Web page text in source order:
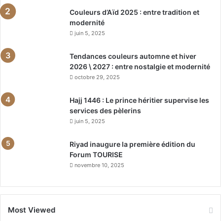
Couleurs d’Aïd 2025 : entre tradition et
modernité
juin 5, 2025
Tendances couleurs automne et hiver
2026 \ 2027 : entre nostalgie et modernité
octobre 29, 2025
Hajj 1446 : Le prince héritier supervise les
services des pèlerins
juin 5, 2025
Riyad inaugure la première édition du
Forum TOURISE
novembre 10, 2025
Most Viewed